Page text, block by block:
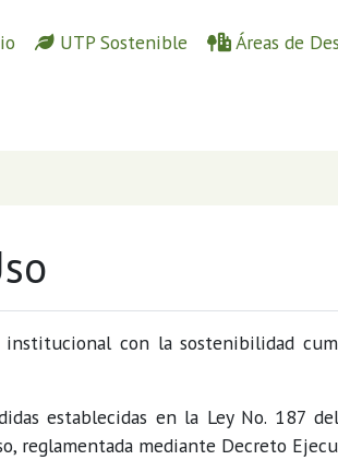
UTP Sostenible Áreas de
institucional con la sostenibilidad
establecidas en la Ley No. 187
reglamentada mediante Decreto